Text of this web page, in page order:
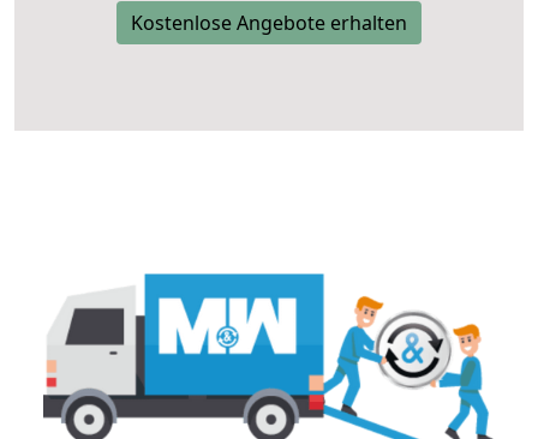
Kostenlose Angebote erhalten